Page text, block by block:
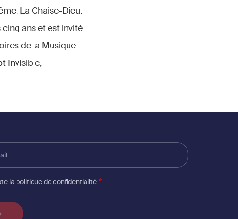
La Chaise-Dieu.
ans et est invité
de la Musique
Invisible,
la politique de confidentialité